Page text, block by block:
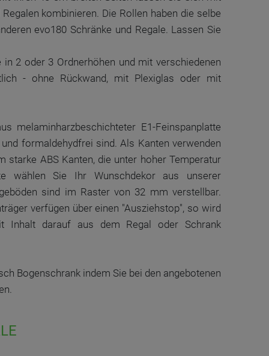
kombinieren. Die Rollen haben die selbe
evo180 Schränke und Regale. Lassen Sie
2 oder 3 Ordnerhöhen und mit verschiedenen
- ohne Rückwand, mit Plexiglas oder mit
melaminharzbeschichteter E1-Feinspanplatte
formaldehydfrei sind. Als Kanten verwenden
starke ABS Kanten, die unter hoher Temperatur
wählen Sie Ihr Wunschdekor aus unserer
sind im Raster von 32 mm verstellbar.
verfügen über einen "Ausziehstop", so wird
Inhalt darauf aus dem Regal oder Schrank
Bogenschrank indem Sie bei den angebotenen